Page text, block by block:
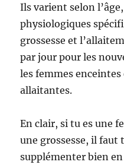
Ils varient selon
physiologiques
grossesse et
par jour pour les
les femmes
allaitantes.
En clair, si tu es une
une grossesse, il faut
supplémenter bien